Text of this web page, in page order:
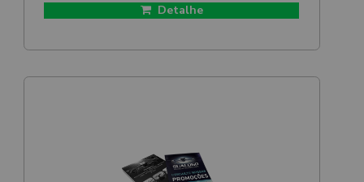
Detalhe